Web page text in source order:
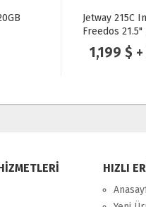
SSD
Jetway
17"
879 $ +
HIZLI